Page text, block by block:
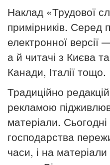
Наклад «Трудової
примірників. Серед
електронної
а й читачі з Києва
Канади, Італії тощо.
Традиційно
рекламою
матеріали.
господарства
часи, і на матеріали